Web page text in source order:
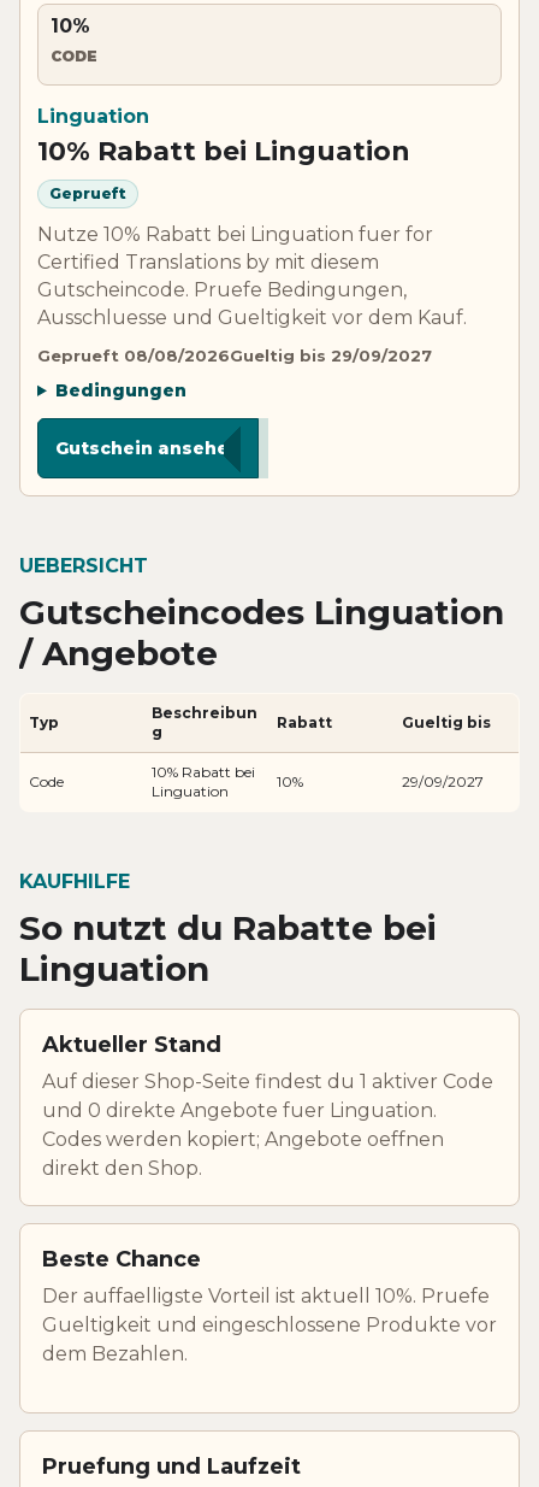
10%
CODE
Linguation
10% Rabatt bei Linguation
Geprueft
Nutze 10% Rabatt bei Linguation fuer for
Certified Translations by mit diesem
Gutscheincode. Pruefe Bedingungen,
Ausschluesse und Gueltigkeit vor dem Kauf.
Geprueft 08/08/2026Gueltig bis 29/09/2027
Bedingungen
Gutschein ansehen
UEBERSICHT
Gutscheincodes Linguation
/ Angebote
Typ
Beschreibun
g
Rabatt Gueltig bis
Code
10% Rabatt bei
Linguation
10% 29/09/2027
KAUFHILFE
So nutzt du Rabatte bei
Linguation
Aktueller Stand
Auf dieser Shop-Seite findest du 1 aktiver Code
und 0 direkte Angebote fuer Linguation.
Codes werden kopiert; Angebote oeffnen
direkt den Shop.
Beste Chance
Der auffaelligste Vorteil ist aktuell 10%. Pruefe
Gueltigkeit und eingeschlossene Produkte vor
dem Bezahlen.
Pruefung und Laufzeit